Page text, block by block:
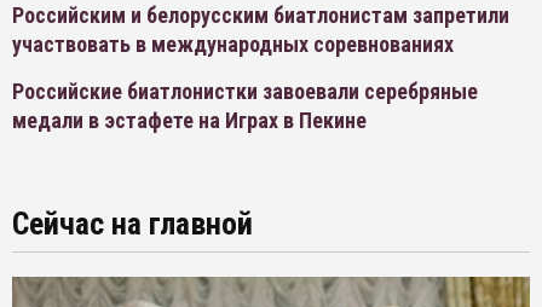
Российским и белорусским биатлонистам запретили
участвовать в международных соревнованиях
Российские биатлонистки завоевали серебряные
медали в эстафете на Играх в Пекине
Сейчас на главной